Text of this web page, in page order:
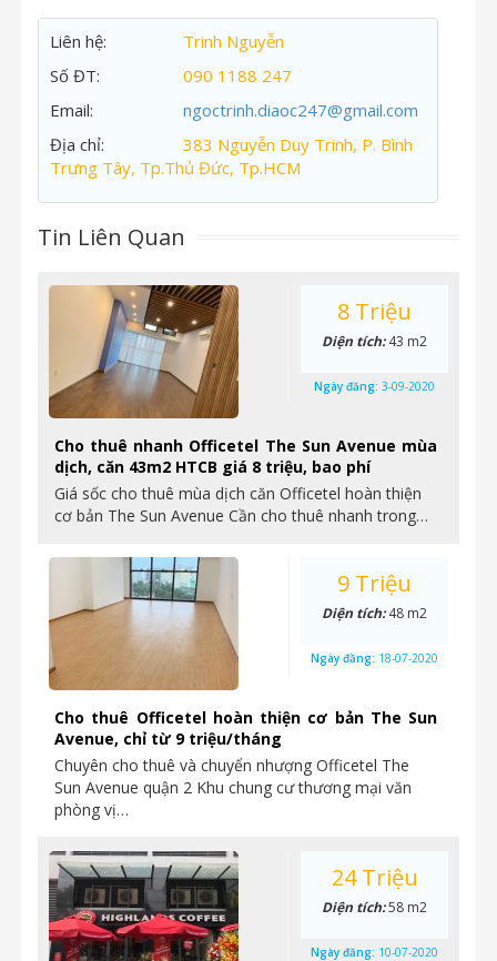
Liên hệ:
Trinh Nguyễn
Số ĐT:
090 1188 247
Email:
ngoctrinh.diaoc247@gmail.com
Địa chỉ:
383 Nguyễn Duy Trinh, P. Bình
Trưng Tây, Tp.Thủ Đức, Tp.HCM
Tin Liên Quan
Cho thuê nhanh Officetel The Sun Avenue mùa
dịch, căn 43m2 HTCB giá 8 triệu, bao phí
Giá sốc cho thuê mùa dịch căn Officetel hoàn thiện
cơ bản The Sun Avenue Cần cho thuê nhanh trong…
8 Triệu
Diện tích:43 m2
Ngày đăng: 3-09-2020
Cho thuê Officetel hoàn thiện cơ bản The Sun
Avenue, chỉ từ 9 triệu/tháng
Chuyên cho thuê và chuyển nhượng Officetel The
Sun Avenue quận 2 Khu chung cư thương mại văn
phòng vị…
9 Triệu
Diện tích:48 m2
Ngày đăng: 18-07-2020
24 Triệu
Diện tích:58 m2
Ngày đăng: 10-07-2020